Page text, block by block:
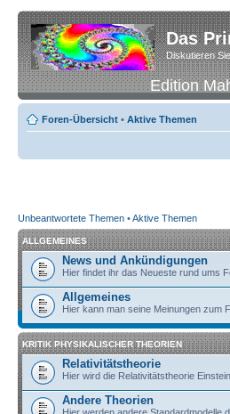
Das
Diskutieren
Edition
Foren-Übersicht • Aktive Themen
Unbeantwortete Themen •Aktive Themen
ALLGEMEINES
News und Ankündigungen
Hier findet ihr das Neueste rund ums
Allgemeines
Hier kann man seine Meinungen zum
KRITIK PHYSIKALISCHER THEORIEN
Relativitätstheorie
Hier wird die Relativitätstheorie
Andere Theorien